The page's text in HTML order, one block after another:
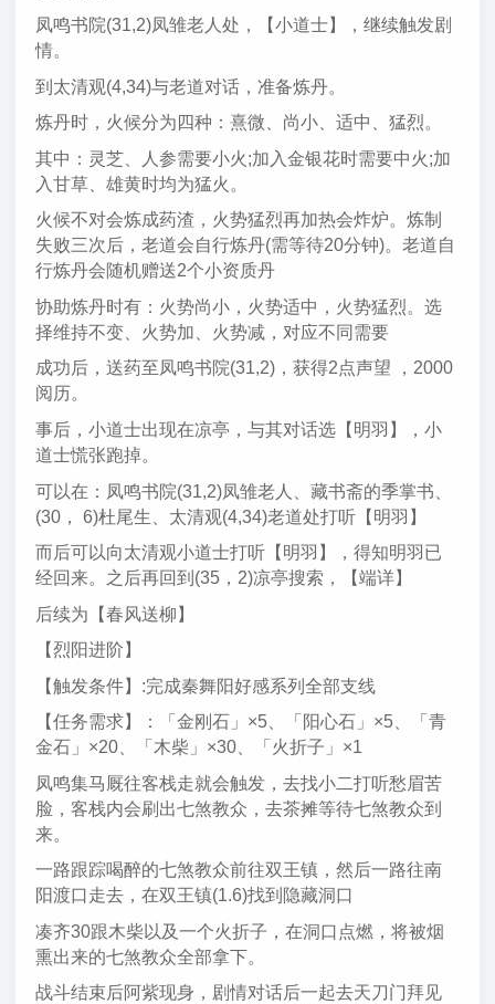
凤鸣书院(31,2)凤雏老人处，【小道士】，继续触发剧
情。
到太清观(4,34)与老道对话，准备炼丹。
炼丹时，火候分为四种：熹微、尚小、适中、猛烈。
其中：灵芝、人参需要小火;加入金银花时需要中火;加
入甘草、雄黄时均为猛火。
火候不对会炼成药渣，火势猛烈再加热会炸炉。炼制
失败三次后，老道会自行炼丹(需等待20分钟)。老道自
行炼丹会随机赠送2个小资质丹
协助炼丹时有：火势尚小，火势适中，火势猛烈。选
择维持不变、火势加、火势减，对应不同需要
成功后，送药至凤鸣书院(31,2)，获得2点声望 ，2000
阅历。
事后，小道士出现在凉亭，与其对话选【明羽】，小
道士慌张跑掉。
可以在：凤鸣书院(31,2)凤雏老人、藏书斋的季掌书、
(30， 6)杜尾生、太清观(4,34)老道处打听【明羽】
而后可以向太清观小道士打听【明羽】，得知明羽已
经回来。之后再回到(35，2)凉亭搜索，【端详】
后续为【春风送柳】
【烈阳进阶】
【触发条件】:完成秦舞阳好感系列全部支线
【任务需求】：「金刚石」×5、「阳心石」×5、「青
金石」×20、「木柴」×30、「火折子」×1
凤鸣集马厩往客栈走就会触发，去找小二打听愁眉苦
脸，客栈内会刷出七煞教众，去茶摊等待七煞教众到
来。
一路跟踪喝醉的七煞教众前往双王镇，然后一路往南
阳渡口走去，在双王镇(1.6)找到隐藏洞口
凑齐30跟木柴以及一个火折子，在洞口点燃，将被烟
熏出来的七煞教众全部拿下。
战斗结束后阿紫现身，剧情对话后一起去天刀门拜见